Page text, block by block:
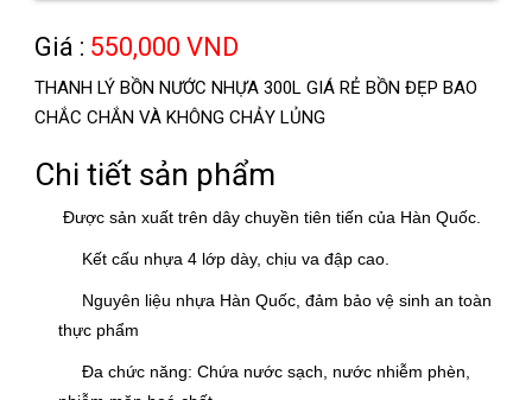
Giá : 550,000 VND
THANH LÝ BỒN NƯỚC NHỰA 300L GIÁ RẺ BỒN ĐẸP BAO
CHẮC CHẮN VÀ KHÔNG CHẢY LỦNG
Chi tiết sản phẩm
Được sản xuất trên dây chuyền tiên tiến của Hàn Quốc.
Kết cấu nhựa 4 lớp dày, chịu va đập cao.
Nguyên liệu nhựa Hàn Quốc, đảm bảo vệ sinh an toàn
thực phẩm
Đa chức năng: Chứa nước sạch, nước nhiễm phèn,